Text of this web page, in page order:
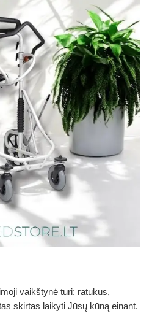
vaikštynė turi: ratukus,
skirtas laikyti Jūsų kūną einant.